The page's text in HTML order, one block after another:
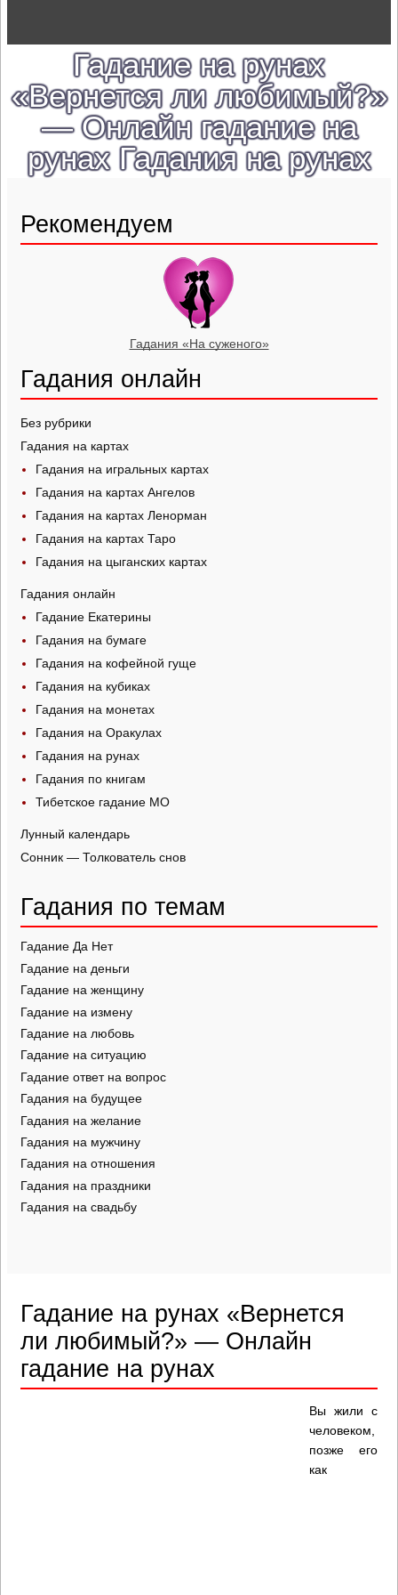
Гадание на рунах
«Вернется ли любимый?»
— Онлайн гадание на
рунах Гадания на рунах
Рекомендуем
Гадания «На суженого»
Гадания онлайн
Без рубрики
Гадания на картах
Гадания на игральных картах
Гадания на картах Ангелов
Гадания на картах Ленорман
Гадания на картах Таро
Гадания на цыганских картах
Гадания онлайн
Гадание Екатерины
Гадания на бумаге
Гадания на кофейной гуще
Гадания на кубиках
Гадания на монетах
Гадания на Оракулах
Гадания на рунах
Гадания по книгам
Тибетское гадание МО
Лунный календарь
Сонник — Толкователь снов
Гадания по темам
Гадание Да Нет
Гадание на деньги
Гадание на женщину
Гадание на измену
Гадание на любовь
Гадание на ситуацию
Гадание ответ на вопрос
Гадания на будущее
Гадания на желание
Гадания на мужчину
Гадания на отношения
Гадания на праздники
Гадания на свадьбу
Гадание на рунах «Вернется
ли любимый?» — Онлайн
гадание на рунах
Вы жили с
человеком,
позже его
как